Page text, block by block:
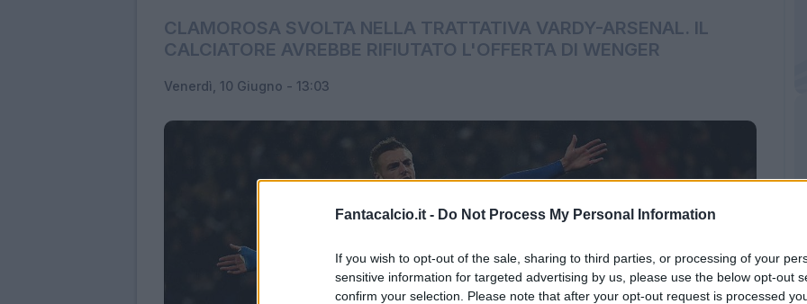
Fantacalcio.it - Do Not Process My Personal Information
If you wish to opt-out of the sale, sharing to third parties, or processing of your
sensitive information for targeted advertising by us, please use the below opt-out
confirm your selection. Please note that after your opt-out request is processed
CLAMOROSA SVOLTA NELLA TRATTATIVA VARDY-ARSENAL. IL
CALCIATORE AVREBBE RIFIUTATO L'OFFERTA DI WENGER
Venerdì, 10 Giugno - 13:03